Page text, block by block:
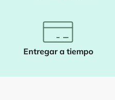
Entregar a tiempo